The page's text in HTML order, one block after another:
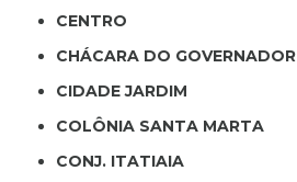
CENTRO
CHÁCARA DO GOVERNADOR
CIDADE JARDIM
COLÔNIA SANTA MARTA
CONJ. ITATIAIA